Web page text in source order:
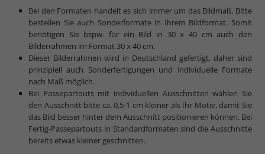
Bei den Formaten handelt es sich immer um das Bildmaß. Bitte
bestellen Sie auch Sonderformate in Ihrem Bildformat. Somit
benötigen Sie bspw. für ein Bild in 30 x 40 cm auch den
Bilderrahmen im Format 30 x 40 cm.
Dieser Bilderrahmen wird in Deutschland gefertigt, daher sind
prinzipiell auch Sonderfertigungen und individuelle Formate
nach Maß möglich.
Bei Passepartouts mit individuellen Ausschnitten wählen Sie
den Ausschnitt bitte ca. 0,5-1 cm kleiner als Ihr Motiv, damit Sie
das Bild besser hinter dem Ausschnitt positionieren können. Bei
Fertig-Passepartouts in Standardformaten sind die Ausschnitte
bereits etwas kleiner geschnitten.